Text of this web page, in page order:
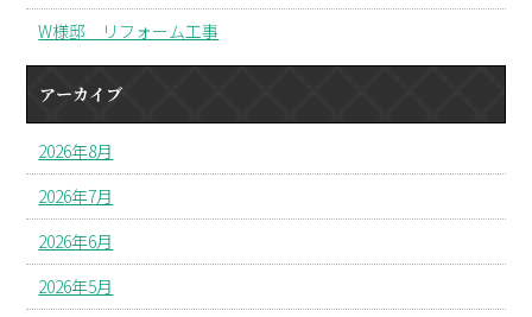
W様邸 リフォーム工事
アーカイブ
2026年8月
2026年7月
2026年6月
2026年5月